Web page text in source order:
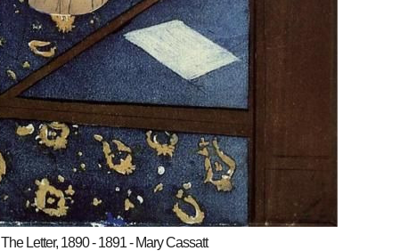
The Letter, 1890 - 1891 - Mary Cassatt